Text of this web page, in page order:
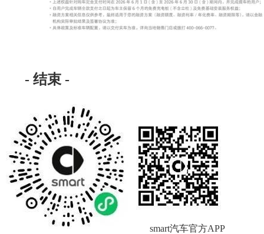
- 结束 -
smart汽车官方APP